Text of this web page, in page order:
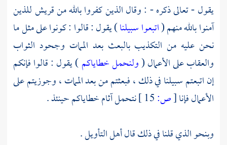
يقول - تعالى ذكره - : وقال الذين كفروا بالله منقريشللذين
آمنوا بالله منهم (اتبعوا سبيلنا) يقول : قالوا : كونوا على مثل ما
نحن عليه من التكذيب بالبعث بعد الممات وجحود الثواب
والعقاب على الأعمال (ولنحمل خطاياكم) يقول : قالوا فإنكم
إن اتبعتم سبيلنا في ذلك ، فبعثتم من بعد الممات ، وجوزيتم على
الأعمال فإنا[ص:
نتحمل آثام خطاياكم حينئذ .
وبنحو الذي قلنا في ذلك قال أهل التأويل .